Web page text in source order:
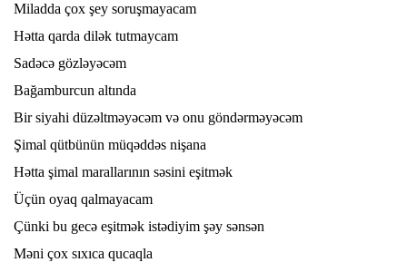
Miladda çox şey soruşmayacam
Hətta qarda dilək tutmaycam
Sadəcə gözləyəcəm
Bağamburcun altında
Bir siyahi düzəltməyəcəm və onu göndərməyəcəm
Şimal qütbünün müqəddəs nişana
Hətta şimal marallarının səsini eşitmək
Üçün oyaq qalmayacam
Çünki bu gecə eşitmək istədiyim şəy sənsən
Məni çox sıxıca qucaqla